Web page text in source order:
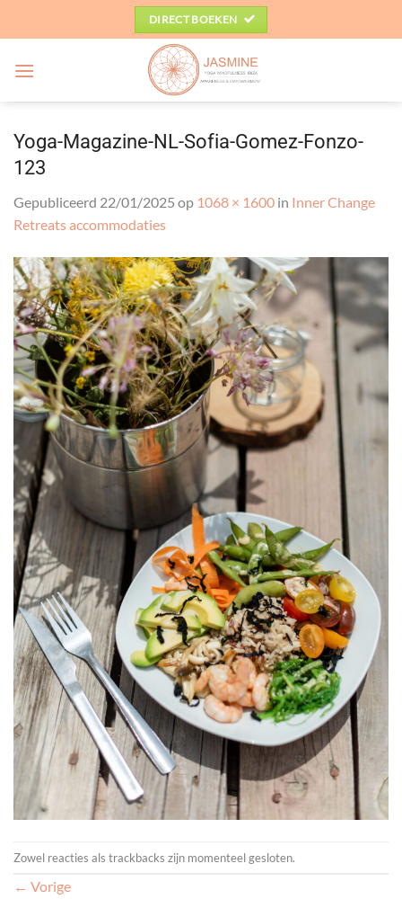
DIRECT BOEKEN
Yoga-Magazine-NL-Sofia-Gomez-Fonzo-
123
Gepubliceerd 22/01/2025 op 1068 × 1600 in Inner Change
Retreats accommodaties
Zowel reacties als trackbacks zijn momenteel gesloten.
← Vorige